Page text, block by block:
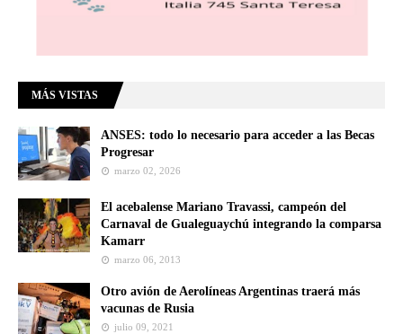
MÁS VISTAS
ANSES: todo lo necesario para acceder a las Becas
Progresar
marzo 02, 2026
El acebalense Mariano Travassi, campeón del
Carnaval de Gualeguaychú integrando la comparsa
Kamarr
marzo 06, 2013
Otro avión de Aerolíneas Argentinas traerá más
vacunas de Rusia
julio 09, 2021